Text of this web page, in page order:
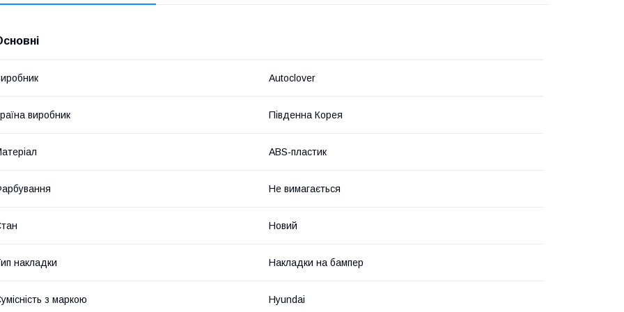
Autoclover
виробник Південна Корея
ABS-пластик
Не вимагається
Новий
накладки Накладки на бампер
з маркою Hyundai